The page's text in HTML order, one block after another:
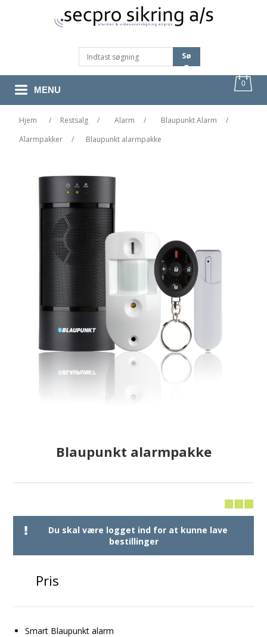
Sø
G
0
MENU
Hjem / Restsalg / Alarm / Blaupunkt Alarm
/
Alarmpakker
/ Blaupunkt alarmpakke
Blaupunkt alarmpakke
Du skal være logget ind for at kunne lave
bestillinger
Pris
Smart Blaupunkt alarm